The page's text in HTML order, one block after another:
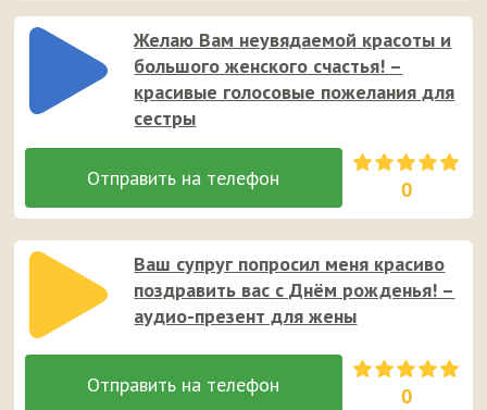
Желаю Вам неувядаемой красоты и
большого женского счастья! –
красивые голосовые пожелания для
сестры
0
Ваш супруг попросил меня красиво
поздравить вас с Днём рожденья! –
аудио-презент для жены
0